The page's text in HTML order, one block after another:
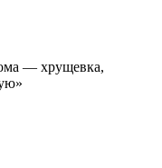
— хрущевка,